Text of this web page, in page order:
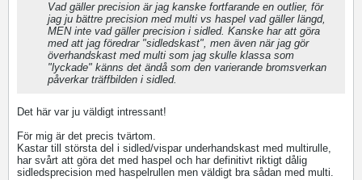
Vad gäller precision är jag kanske fortfarande en outlier, för
jag ju bättre precision med multi vs haspel vad gäller längd,
MEN inte vad gäller precision i sidled. Kanske har att göra
med att jag föredrar "sidledskast", men även när jag gör
överhandskast med multi som jag skulle klassa som
"lyckade" känns det ändå som den varierande bromsverkan
påverkar träffbilden i sidled.
Det här var ju väldigt intressant!
För mig är det precis tvärtom.
Kastar till största del i sidled/vispar underhandskast med multirulle,
har svårt att göra det med haspel och har definitivt riktigt dålig
sidledsprecision med haspelrullen men väldigt bra sådan med multi.